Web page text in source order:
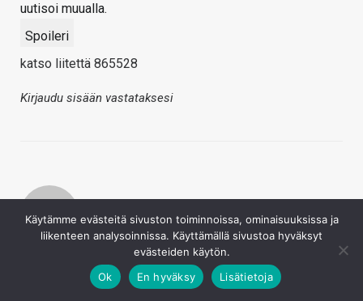
uutisoi muualla.
Spoileri
katso liitettä 865528
Kirjaudu sisään vastataksesi
Täysin samoilla linjoilla että nuo behind the scenes -jutut
Käytämme evästeitä sivuston toiminnoissa, ominaisuuksissa ja
liikenteen analysoinnissa. Käyttämällä sivustoa hyväksyt
evästeiden käytön.
Ok
En hyväksy Lisätietoja